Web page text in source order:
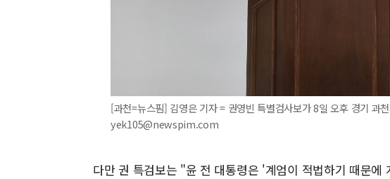
[과천=뉴스핌] 김영은 기자 = 권영빈 특별검사보가 8일 오후 경기 과
yek105@newspim.com
다만 권 특검보는 "윤 전 대통령은 '계엄이 적법하기 때문에